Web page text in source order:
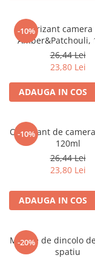
Limbi Straine
Povesti
Povesti ilustrate
Realitatea
ScienceConnection
-10%
Odorizant camera
Amber&Patchouli,
26,44 Lei
23,80 Lei
ADAUGA IN COS
-10%
Odorizant de
120ml
26,44 Lei
23,80 Lei
ADAUGA IN COS
-20%
Mesaje de dincolo
spatiu